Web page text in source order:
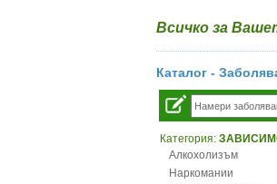
Всичко за
Каталог -
Категория:
Алкохолизъм
Наркомании